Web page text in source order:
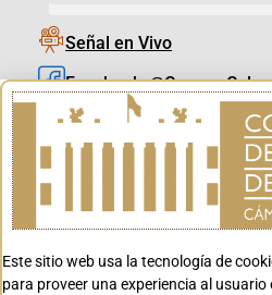
Señal en Vivo
X_@CamaraColombia
Youtube_@CanalCongreso
Este sitio web usa la tecnología de
para proveer una experiencia al usuario